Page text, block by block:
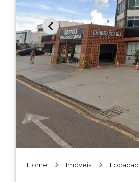
Home Imóveis Locacao